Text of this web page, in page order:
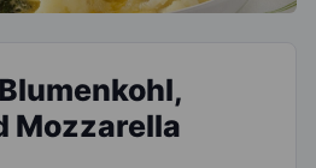
Mozzarella